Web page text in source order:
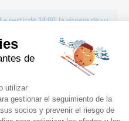
partir de 14:00, la víspera de su
8:30 - 20:00
8:00 - 19:00
8:30 - 13:00, 15:00 - 18:30
8:45 - 12:30, 15:00 - 18:30